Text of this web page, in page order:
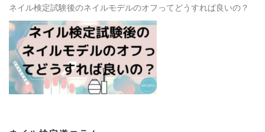
ネイル検定試験後のネイルモデルのオフってどうすれば良いの？